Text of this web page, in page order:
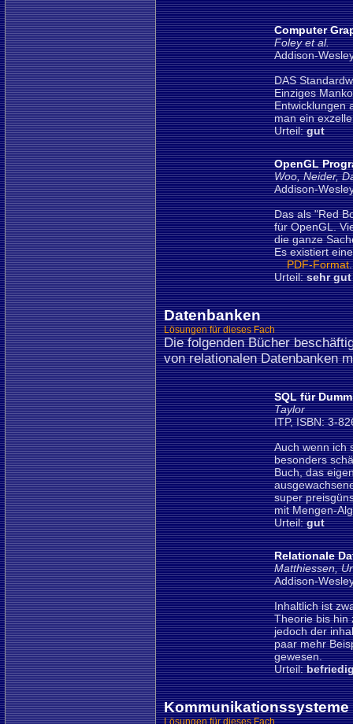
Computer
Foley et al.
Addison-
DAS
Einziges
Entwicklungen
man ein
Urteil:gut
OpenGL
Woo, Neider,
Addison-
Das als "Red
für OpenGL.
die ganze
Es existiert
PDF-Format.
Urteil:sehr gut
Datenbanken
Lösungen für dieses Fach
Die folgenden Bücher
von relationalen Datenbanken
SQL für
Taylor
ITP, ISBN: 3-
Auch wenn ich
besonders
Buch, das
super
mit Mengen-
Urteil:gut
Relationale
Matthiessen,
Addison-
Inhaltlich ist
Theorie bis hin
jedoch der
paar mehr
gewesen.
Urteil:
Kommunikationssysteme
Lösungen für dieses Fach